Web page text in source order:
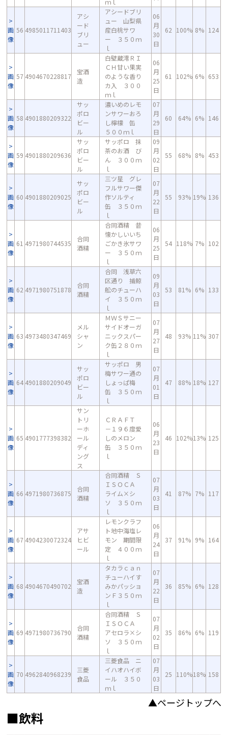
ｍｌ
画
像
56 4985011711403
アシ
ード
ブリ
ュー
アシードブリ
ュー 山梨県
産白桃サワ
ー ３５０ｍ
ｌ
06
月
30
日
62 100% 8% 124
画
像
57 4904670228817
宝酒
造
白壁蔵澪ＲＩ
ＣＨ甘い果実
のような香り
カ入 ３００
ｍｌ
06
月
25
日
61 102% 6% 653
画
像
58 4901880209322
サッ
ポロ
ビー
ル
濃いめのレモ
ンサワーおろ
し檸檬 缶
５００ｍｌ
07
月
29
日
60 64% 6% 146
画
像
59 4901880209636
サッ
ポロ
ビー
ル
サッポロ 抹
茶のお酒 び
ん ３００ｍ
ｌ
09
月
02
日
55 68% 8% 453
画
像
60 4901880209025
サッ
ポロ
ビー
ル
三ツ星 グレ
フルサワー傑
作ソルティ
缶 ３５０ｍ
ｌ
07
月
22
日
55 93% 19% 136
画
像
61 4971980744535
合同
酒精
合同酒精 昔
懐かしいいち
ごかき氷サワ
ー ３５０ｍ
ｌ
06
月
25
日
54 118% 7% 102
画
像
62 4971980751878
合同
酒精
合同 浅草六
区通り 捕鯨
舩のチューハ
イ ３５０ｍ
ｌ
09
月
03
日
53 81% 6% 133
画
像
63 4973480347469
メル
シャ
ン
ＭＷＳサニー
サイドオーガ
ニックスパー
ク缶２８０ｍ
ｌ
07
月
27
日
48 93% 11% 307
画
像
64 4901880209049
サッ
ポロ
ビー
ル
サッポロ 男
梅サワー通の
しょっぱ梅
缶 ３５０ｍ
ｌ
07
月
01
日
47 88% 18% 127
画
像
65 4901777398382
サン
トリ
ーホ
ール
ディ
ング
ス
ＣＲＡＦＴ
－１９６度愛
しのメロン
缶 ３５０ｍ
ｌ
06
月
23
日
46 102%13% 125
画
像
66 4971980736875
合同
酒精
合同酒精 Ｓ
ＩＳＯＣＡ
ライム×シ
ソ ３５０ｍ
ｌ
07
月
03
日
41 87% 7% 117
画
像
67 4904230072324
アサ
ヒビ
ール
レモンクラフ
ト地中海塩レ
モン 期間限
定 ４００ｍ
ｌ
06
月
24
日
37 91% 9% 164
画
像
68 4904670490702
宝酒
造
タカラｃａｎ
チューハイす
みかパッショ
ンＦ３５０ｍ
ｌ
07
月
22
日
36 85% 6% 128
画
像
69 4971980736790
合同
酒精
合同酒精 Ｓ
ＩＳＯＣＡ
アセロラ×シ
ソ ３５０ｍ
ｌ
07
月
02
日
35 86% 6% 119
画
像
70 4962840968239
三菱
食品
三菱食品 ニ
イハオハイボ
ール ３５０
ｍｌ
07
月
03
日
25 110%18% 158
▲ページトップへ
■飲料